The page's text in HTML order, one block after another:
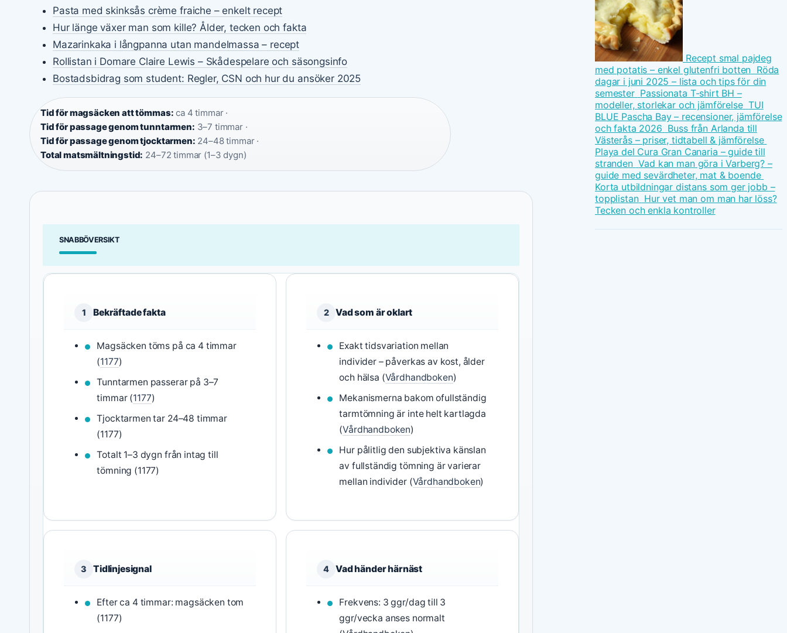
Pasta med skinksås crème fraiche – enkelt recept
Hur länge växer man som kille? Ålder, tecken och fakta
Mazarinkaka i långpanna utan mandelmassa – recept
Rollistan i Domare Claire Lewis – Skådespelare och säsongsinfo
Bostadsbidrag som student: Regler, CSN och hur du ansöker 2025
Tid för magsäcken att tömmas: ca 4 timmar ·
Tid för passage genom tunntarmen: 3–7 timmar ·
Tid för passage genom tjocktarmen: 24–48 timmar ·
Total matsmältningstid: 24–72 timmar (1–3 dygn)
SNABBÖVERSIKT
1 Bekräftade fakta
Magsäcken töms på ca 4 timmar
(1177)
Tunntarmen passerar på 3–7
timmar (1177)
Tjocktarmen tar 24–48 timmar
(1177)
Totalt 1–3 dygn från intag till
tömning (1177)
2 Vad som är oklart
Exakt tidsvariation mellan
individer – påverkas av kost, ålder
och hälsa (Vårdhandboken)
Mekanismerna bakom ofullständig
tarmtömning är inte helt kartlagda
(Vårdhandboken)
Hur pålitlig den subjektiva känslan
av fullständig tömning är varierar
mellan individer (Vårdhandboken)
3 Tidlinjesignal
Efter ca 4 timmar: magsäcken tom
(1177)
4 Vad händer härnäst
Frekvens: 3 ggr/dag till 3
ggr/vecka anses normalt
Recept smal pajdeg
med potatis – enkel glutenfri botten Röda
dagar i juni 2025 – lista och tips för din
semester Passionata T-shirt BH –
modeller, storlekar och jämförelse TUI
BLUE Pascha Bay – recensioner, jämförelse
och fakta 2026 Buss från Arlanda till
Västerås – priser, tidtabell & jämförelse
Playa del Cura Gran Canaria – guide till
stranden Vad kan man göra i Varberg? –
guide med sevärdheter, mat & boende
Korta utbildningar distans som ger jobb –
topplistan Hur vet man om man har löss?
Tecken och enkla kontroller